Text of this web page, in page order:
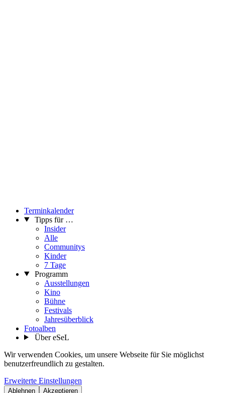
Terminkalender
Tipps für …
Insider
Alle
Communitys
Kinder
7 Tage
Programm
Ausstellungen
Kino
Bühne
Festivals
Jahresüberblick
Fotoalben
Über eSeL
Wir verwenden Cookies, um unsere Webseite für Sie möglichst
benutzerfreundlich zu gestalten.
Erweiterte Einstellungen
Ablehnen Akzeptieren